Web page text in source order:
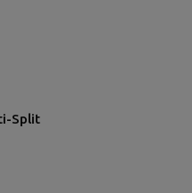
Split